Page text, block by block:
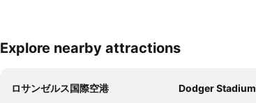
Explore nearby attractions
ロサンゼルス国際空港 Dodger Stadium